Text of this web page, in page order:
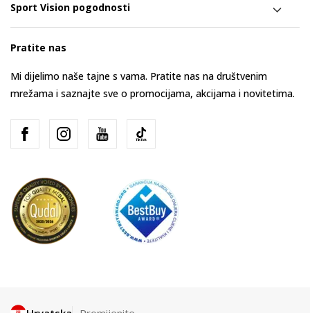
Sport Vision pogodnosti
Pratite nas
Mi dijelimo naše tajne s vama. Pratite nas na društvenim
mrežama i saznajte sve o promocijama, akcijama i novitetima.